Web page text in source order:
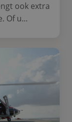
ook extra
Of u...